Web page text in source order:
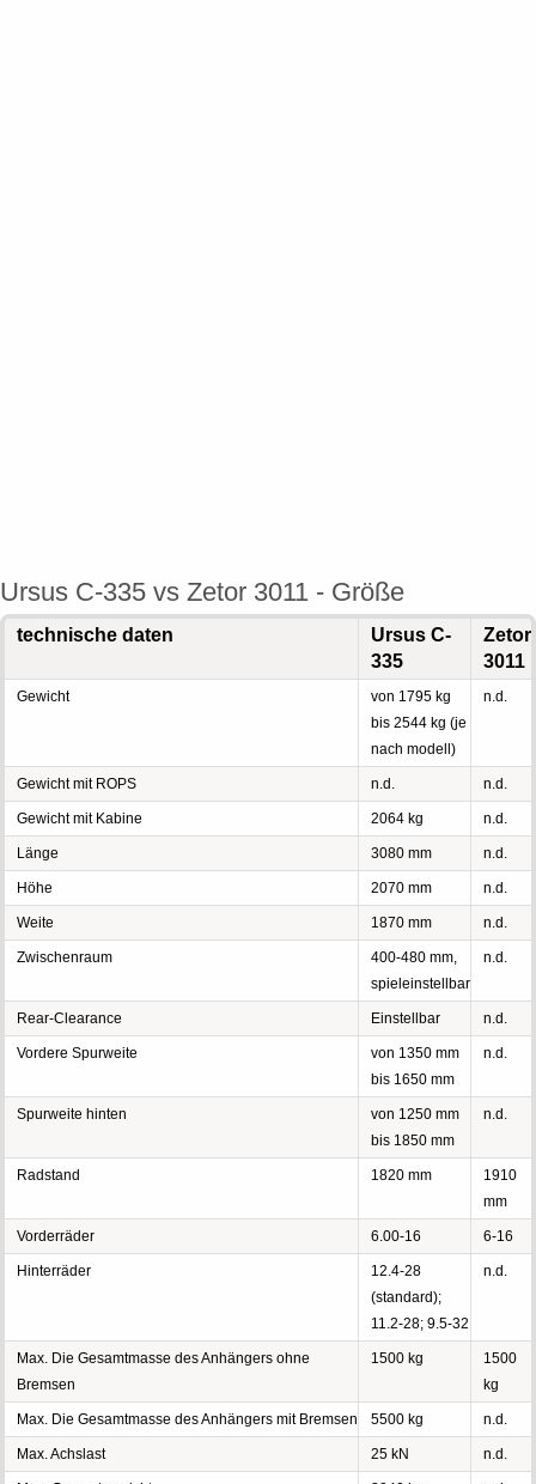
Ursus C-335 vs Zetor 3011 - Größe
technische daten
Ursus C-
335
Zetor
3011
Gewicht
von 1795 kg
bis 2544 kg (je
nach modell)
n.d.
Gewicht mit ROPS n.d. n.d.
Gewicht mit Kabine 2064 kg n.d.
Länge 3080 mm n.d.
Höhe 2070 mm n.d.
Weite 1870 mm n.d.
Zwischenraum
400-480 mm,
spieleinstellbar
n.d.
Rear-Clearance Einstellbar n.d.
Vordere Spurweite
von 1350 mm
bis 1650 mm
n.d.
Spurweite hinten
von 1250 mm
bis 1850 mm
n.d.
Radstand 1820 mm
1910
mm
Vorderräder 6.00-16 6-16
Hinterräder
12.4-28
(standard);
11.2-28; 9.5-32
n.d.
Max. Die Gesamtmasse des Anhängers ohne
Bremsen
1500 kg
1500
kg
Max. Die Gesamtmasse des Anhängers mit Bremsen 5500 kg n.d.
Max. Achslast 25 kN n.d.